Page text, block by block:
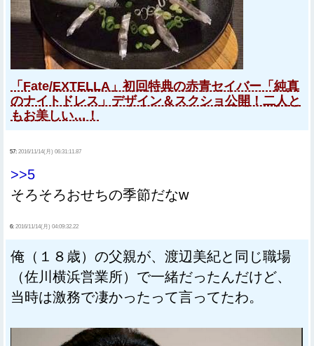
「Fate/EXTELLA」初回特典の赤青セイバー「純真
のナイトドレス」デザイン＆スクショ公開！二人と
もお美しい…！
57: 2016/11/14(月) 06:31:11.87
>>5
そろそろおせちの季節だなw
6: 2016/11/14(月) 04:09:32.22
俺（１８歳）の父親が、渡辺美紀と同じ職場
（佐川横浜営業所）で一緒だったんだけど、
当時は激務で凄かったって言ってたわ。